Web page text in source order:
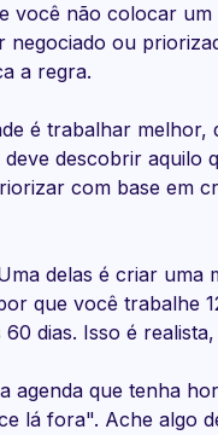
você não colocar
negociado ou
a regra.
é trabalhar melhor,
descobrir aquilo
com base em
delas é criar
que você trabalhe
dias. Isso é
agenda que tenha
lá fora". Ache algo